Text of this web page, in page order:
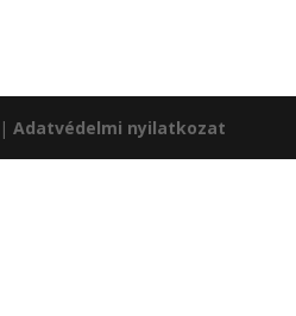
|Adatvédelmi nyilatkozat